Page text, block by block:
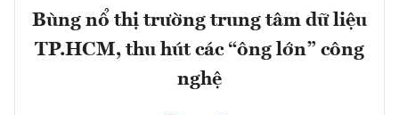
Bùng nổ thị trường trung tâm dữ liệu
TP.HCM, thu hút các “ông lớn” công
nghệ